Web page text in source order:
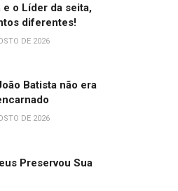
e o Líder da seita,
diferentes!
DE 2026
Batista não era
DE 2026
Preservou Sua